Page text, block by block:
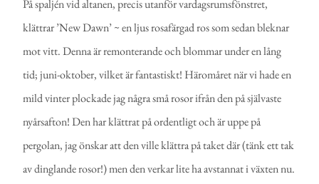
På spaljén vid altanen, precis utanför vardagsrumsfönstret,
klättrar ’New Dawn’ ~ en ljus rosafärgad ros som sedan bleknar
mot vitt. Denna är remonterande och blommar under en lång
tid; juni-oktober, vilket är fantastiskt! Häromåret när vi hade en
mild vinter plockade jag några små rosor ifrån den på självaste
nyårsafton! Den har klättrat på ordentligt och är uppe på
pergolan, jag önskar att den ville klättra på taket där (tänk ett tak
av dinglande rosor!) men den verkar lite ha avstannat i växten nu.